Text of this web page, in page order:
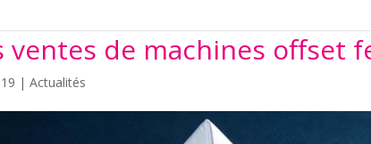
ventes de machines offset
|Actualités